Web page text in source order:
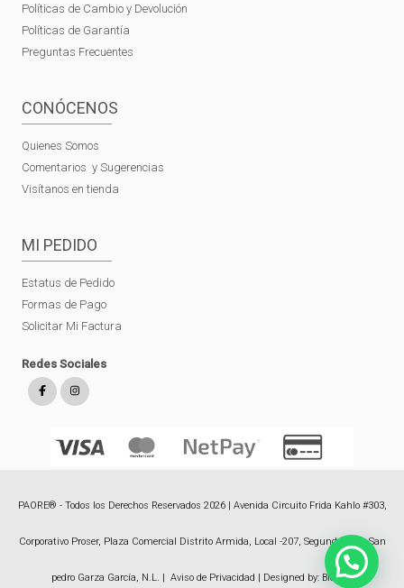
Políticas de Cambio y Devolución
Políticas de Garantía
Preguntas Frecuentes
CONÓCENOS
Quienes Somos
Comentarios y Sugerencias
Visítanos en tienda
MI PEDIDO
Estatus de Pedido
Formas de Pago
Solicitar Mi Factura
Redes Sociales
PAORE® - Todos los Derechos Reservados 2026 | Avenida Circuito Frida Kahlo #303,
Corporativo Proser, Plaza Comercial Distrito Armida, Local -207, Segundo Piso, San
pedro Garza García, N.L. | Aviso de Privacidad | Designed by: Bioxnet